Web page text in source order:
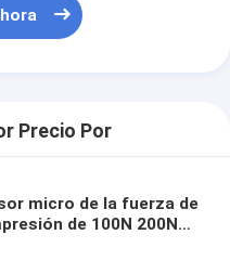
Precio Por
micro de la fuerza de
de 100N 200N